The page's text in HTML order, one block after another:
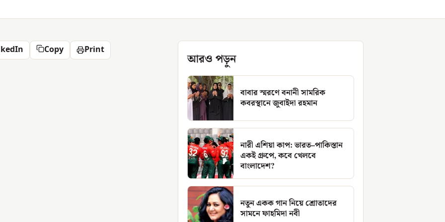
Copy Print
আরও পড়ুন
বাবার স্মরণে বনানী সামরিক
কবরস্থানে জুবাইদা রহমান
নারী এশিয়া কাপ: ভারত–পাকিস্তান
একই গ্রুপে, কবে খেলবে
বাংলাদেশ?
নতুন একক গান নিয়ে শ্রোতাদের
সামনে ফাহমিদা নবী